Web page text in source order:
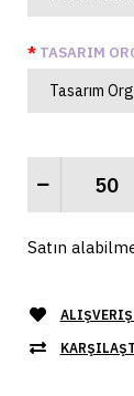
TASARIM
Satın
ALIŞVERIŞ